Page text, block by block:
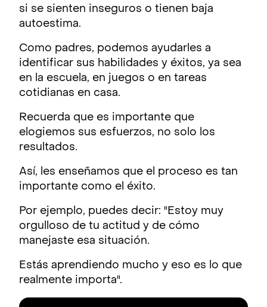
si se sienten inseguros o tienen baja
autoestima.
Como padres, podemos ayudarles a
identificar sus habilidades y éxitos, ya sea
en la escuela, en juegos o en tareas
cotidianas en casa.
Recuerda que es importante que
elogiemos sus esfuerzos, no solo los
resultados.
Así, les enseñamos que el proceso es tan
importante como el éxito.
Por ejemplo, puedes decir: "Estoy muy
orgulloso de tu actitud y de cómo
manejaste esa situación.
Estás aprendiendo mucho y eso es lo que
realmente importa".